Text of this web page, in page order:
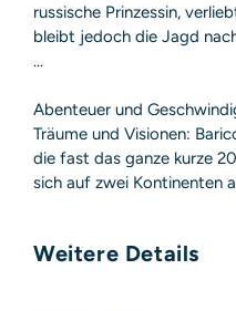
russische Prinzessin,
bleibt jedoch die Jagd
...
Abenteuer und
Träume und Visionen:
die fast das ganze kurze
sich auf zwei Kontinenten
Weitere Details